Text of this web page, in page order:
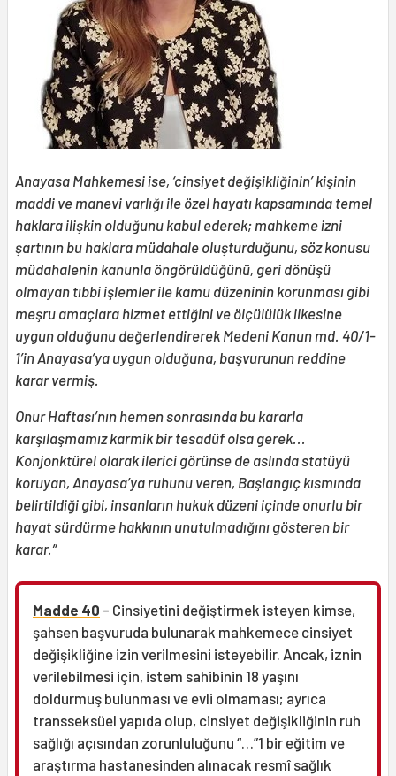
Anayasa Mahkemesi ise, ‘cinsiyet değişikliğinin’ kişinin
maddi ve manevi varlığı ile özel hayatı kapsamında temel
haklara ilişkin olduğunu kabul ederek; mahkeme izni
şartının bu haklara müdahale oluşturduğunu, söz konusu
müdahalenin kanunla öngörüldüğünü, geri dönüşü
olmayan tıbbi işlemler ile kamu düzeninin korunması gibi
meşru amaçlara hizmet ettiğini ve ölçülülük ilkesine
uygun olduğunu değerlendirerek Medeni Kanun md. 40/1-
1’in Anayasa’ya uygun olduğuna, başvurunun reddine
karar vermiş.
Onur Haftası’nın hemen sonrasında bu kararla
karşılaşmamız karmik bir tesadüf olsa gerek...
Konjonktürel olarak ilerici görünse de aslında statüyü
koruyan, Anayasa’ya ruhunu veren, Başlangıç kısmında
belirtildiği gibi, insanların hukuk düzeni içinde onurlu bir
hayat sürdürme hakkının unutulmadığını gösteren bir
karar.”
Madde 40 - Cinsiyetini değiştirmek isteyen kimse,
şahsen başvuruda bulunarak mahkemece cinsiyet
değişikliğine izin verilmesini isteyebilir. Ancak, iznin
verilebilmesi için, istem sahibinin 18 yaşını
doldurmuş bulunması ve evli olmaması; ayrıca
transseksüel yapıda olup, cinsiyet değişikliğinin ruh
sağlığı açısından zorunluluğunu “…”1 bir eğitim ve
araştırma hastanesinden alınacak resmî sağlık